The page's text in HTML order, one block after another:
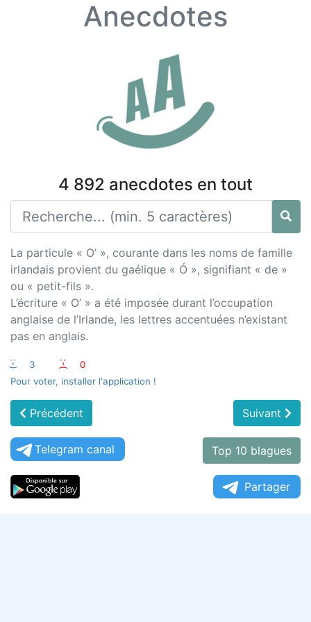
Anecdotes
4 892 anecdotes en tout
La particule « O’ », courante dans les noms de famille
irlandais provient du gaélique « Ó », signifiant « de »
ou « petit-fils ».
L’écriture « O’ » a été imposée durant l’occupation
anglaise de l’Irlande, les lettres accentuées n’existant
pas en anglais.
:-) 3 :-(
0
Pour voter, installer l'application !
Précédent Suivant
Telegram canal Top 10 blagues
Partager